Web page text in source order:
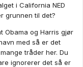
i California NED
grunnen til det?
Obama og Harris gjør
med så er det
tråder her. Du
ignorerer det så er